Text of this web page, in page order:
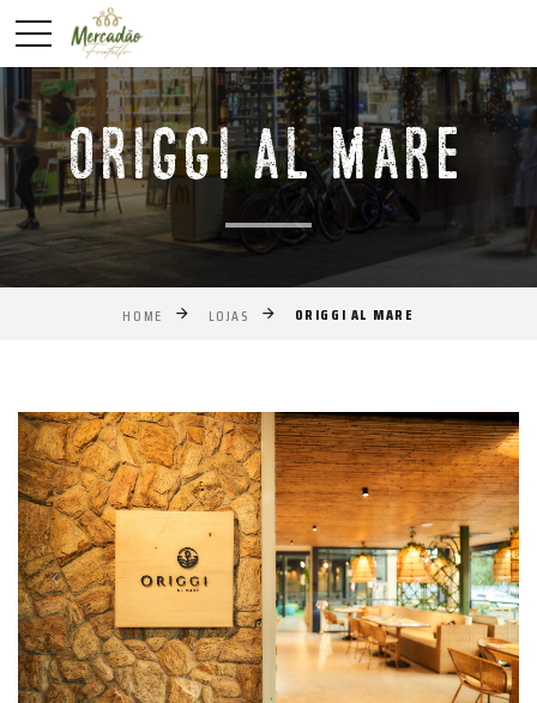
ORIGGI AL MARE
HOME LOJAS ORIGGI AL MARE
Anterior